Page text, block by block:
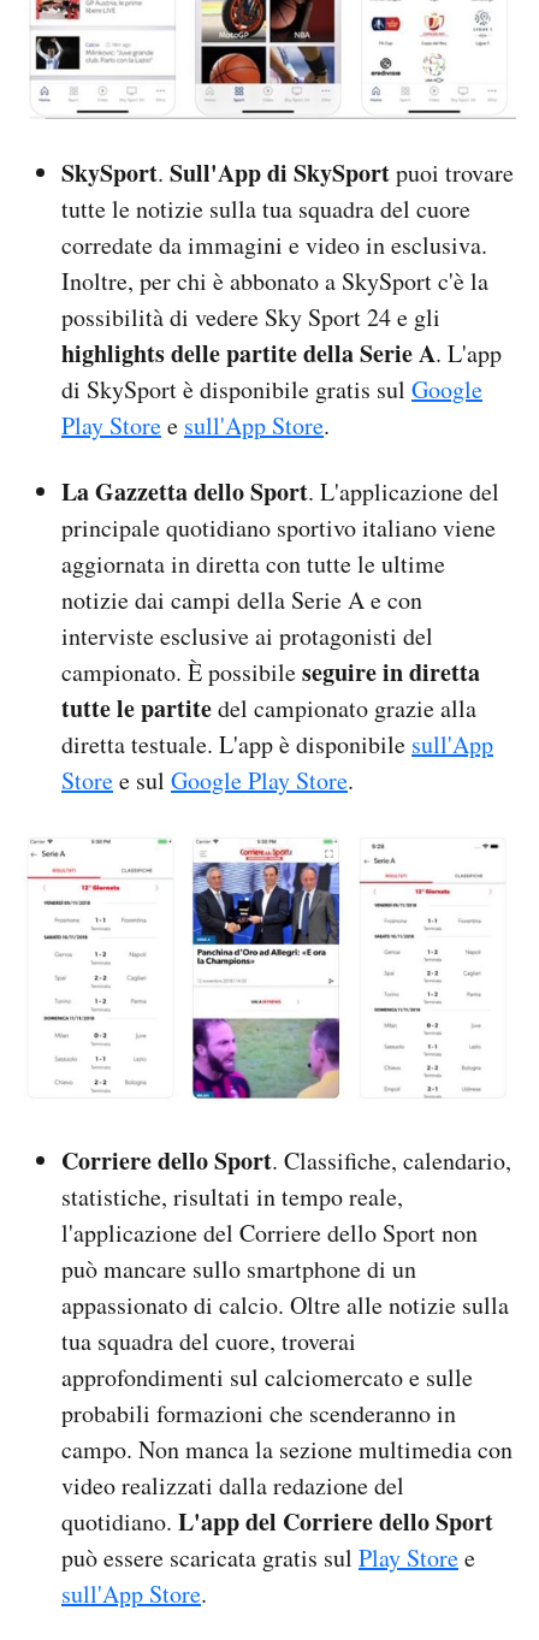
SkySport. Sull'App di SkySportpuoi trovare
tutte le notizie sulla tua squadra del cuore
corredate da immagini e video in esclusiva.
Inoltre, per chi è abbonato a SkySport c'è la
possibilità di vedere Sky Sport 24 e gli
highlights delle partite della Serie A. L'app
di SkySport è disponibile gratis sul Google
Play Storee sull'App Store.
La Gazzetta dello Sport. L'applicazione del
principale quotidiano sportivo italiano viene
aggiornata in diretta con tutte le ultime
notizie dai campi della Serie A e con
interviste esclusive ai protagonisti del
campionato. È possibileseguire in diretta
tutte le partitedel campionato grazie alla
diretta testuale. L'app è disponibile sull'App
Storee sul Google Play Store.
Corriere dello Sport. Classifiche, calendario,
statistiche, risultati in tempo reale,
l'applicazione del Corriere dello Sport non
può mancare sullo smartphone di un
appassionato di calcio. Oltre alle notizie sulla
tua squadra del cuore, troverai
approfondimenti sul calciomercato e sulle
probabili formazioni che scenderanno in
campo. Non manca la sezione multimedia con
video realizzati dalla redazione del
quotidiano. L'app del Corriere dello Sport
può essere scaricata gratis sul Play Storee
sull'App Store.